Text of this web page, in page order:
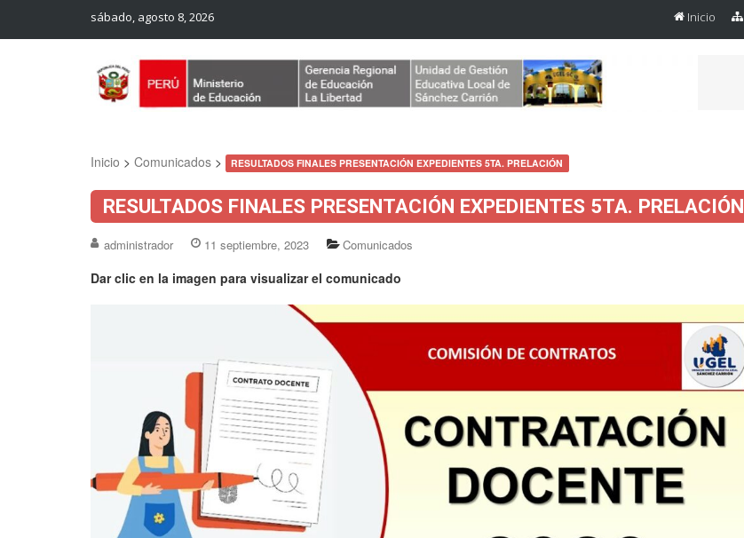
sábado, agosto 8, 2026 Inicio
Inicio > Comunicados > RESULTADOS FINALES PRESENTACIÓN EXPEDIENTES 5TA. PRELACIÓN
RESULTADOS FINALES PRESENTACIÓN EXPEDIENTES 5TA. PRELACIÓN
administrador 11 septiembre, 2023 Comunicados
Dar clic en la imagen para visualizar el comunicado